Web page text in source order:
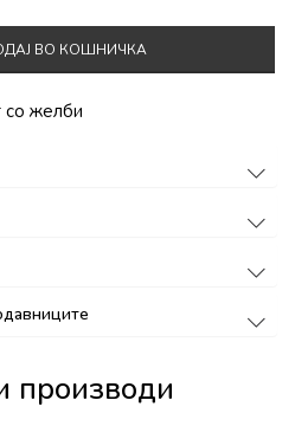
ВО КОШНИЧКА
со желби
производи